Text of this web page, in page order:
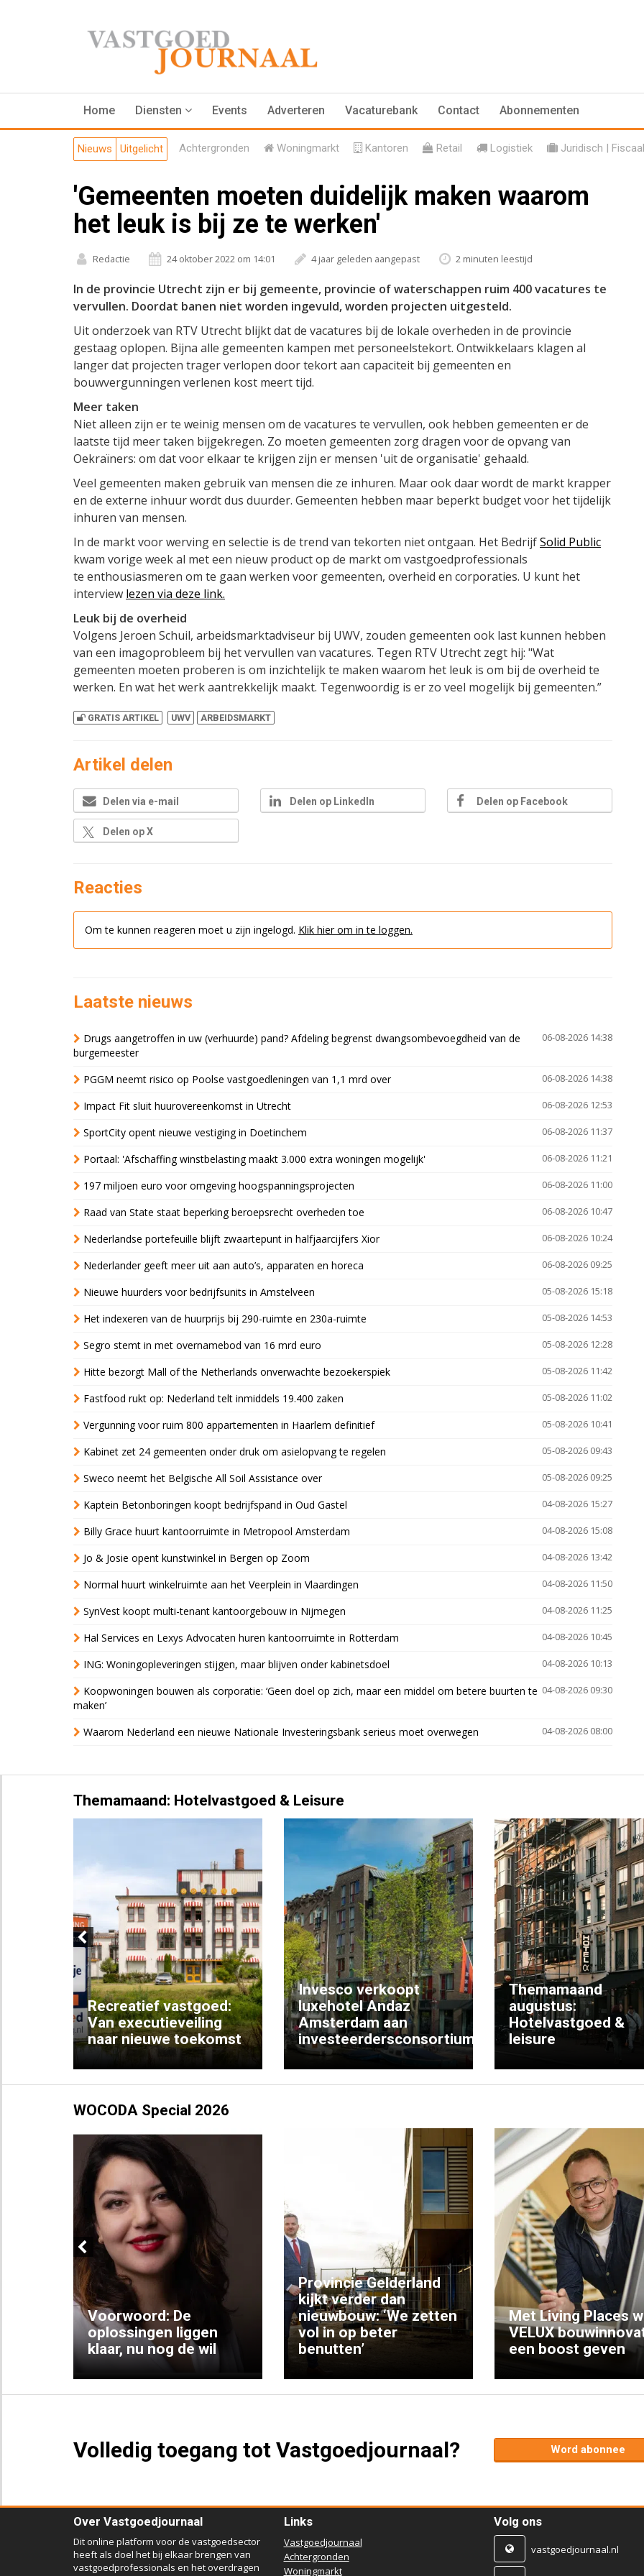
Home Diensten Events Adverteren Vacaturebank Contact Abonnementen
Nieuws Uitgelicht Achtergronden Woningmarkt Kantoren Retail Logistiek Juridisch | Fiscaal
'Gemeenten moeten duidelijk maken waarom
het leuk is bij ze te werken'
Redactie 24 oktober 2022 om 14:01 4 jaar geleden aangepast 2 minuten leestijd
In de provincie Utrecht zijn er bij gemeente, provincie of waterschappen ruim 400 vacatures te
vervullen. Doordat banen niet worden ingevuld, worden projecten uitgesteld.
Uit onderzoek van RTV Utrecht blijkt dat de vacatures bij de lokale overheden in de provincie
gestaag oplopen. Bijna alle gemeenten kampen met personeelstekort. Ontwikkelaars klagen al
langer dat projecten trager verlopen door tekort aan capaciteit bij gemeenten en
bouwvergunningen verlenen kost meert tijd.
Meer taken
Niet alleen zijn er te weinig mensen om de vacatures te vervullen, ook hebben gemeenten er de
laatste tijd meer taken bijgekregen. Zo moeten gemeenten zorg dragen voor de opvang van
Oekraïners: om dat voor elkaar te krijgen zijn er mensen 'uit de organisatie' gehaald.
Veel gemeenten maken gebruik van mensen die ze inhuren. Maar ook daar wordt de markt krapper
en de externe inhuur wordt dus duurder. Gemeenten hebben maar beperkt budget voor het tijdelijk
inhuren van mensen.
In de markt voor werving en selectie is de trend van tekorten niet ontgaan. Het BedrijfSolid Public
kwam vorige week al met een nieuw product op de markt om vastgoedprofessionals
te enthousiasmeren om te gaan werken voor gemeenten, overheid en corporaties. U kunt het
interview lezen via deze link.
Leuk bij de overheid
Volgens Jeroen Schuil, arbeidsmarktadviseur bij UWV, zouden gemeenten ook last kunnen hebben
van een imagoprobleem bij het vervullen van vacatures. Tegen RTV Utrecht zegt hij: "Wat
gemeenten moeten proberen is om inzichtelijk te maken waarom het leuk is om bij de overheid te
werken. En wat het werk aantrekkelijk maakt. Tegenwoordig is er zo veel mogelijk bij gemeenten.”
GRATIS ARTIKEL UWV ARBEIDSMARKT
Artikel delen
Delen via e-mail Delen op LinkedIn Delen op Facebook
Delen op X
Reacties
Om te kunnen reageren moet u zijn ingelogd. Klik hier om in te loggen.
Laatste nieuws
06-08-2026 14:38
Drugs aangetroffen in uw (verhuurde) pand? Afdeling begrenst dwangsombevoegdheid van de
burgemeester
06-08-2026 14:38
PGGM neemt risico op Poolse vastgoedleningen van 1,1 mrd over
06-08-2026 12:53
Impact Fit sluit huurovereenkomst in Utrecht
06-08-2026 11:37
SportCity opent nieuwe vestiging in Doetinchem
06-08-2026 11:21
Portaal: 'Afschaffing winstbelasting maakt 3.000 extra woningen mogelijk'
06-08-2026 11:00
197 miljoen euro voor omgeving hoogspanningsprojecten
06-08-2026 10:47
Raad van State staat beperking beroepsrecht overheden toe
06-08-2026 10:24
Nederlandse portefeuille blijft zwaartepunt in halfjaarcijfers Xior
06-08-2026 09:25
Nederlander geeft meer uit aan auto’s, apparaten en horeca
05-08-2026 15:18
Nieuwe huurders voor bedrijfsunits in Amstelveen
05-08-2026 14:53
Het indexeren van de huurprijs bij 290-ruimte en 230a-ruimte
05-08-2026 12:28
Segro stemt in met overnamebod van 16 mrd euro
05-08-2026 11:42
Hitte bezorgt Mall of the Netherlands onverwachte bezoekerspiek
05-08-2026 11:02
Fastfood rukt op: Nederland telt inmiddels 19.400 zaken
05-08-2026 10:41
Vergunning voor ruim 800 appartementen in Haarlem definitief
05-08-2026 09:43
Kabinet zet 24 gemeenten onder druk om asielopvang te regelen
05-08-2026 09:25
Sweco neemt het Belgische All Soil Assistance over
04-08-2026 15:27
Kaptein Betonboringen koopt bedrijfspand in Oud Gastel
04-08-2026 15:08
Billy Grace huurt kantoorruimte in Metropool Amsterdam
04-08-2026 13:42
Jo & Josie opent kunstwinkel in Bergen op Zoom
04-08-2026 11:50
Normal huurt winkelruimte aan het Veerplein in Vlaardingen
04-08-2026 11:25
SynVest koopt multi-tenant kantoorgebouw in Nijmegen
04-08-2026 10:45
Hal Services en Lexys Advocaten huren kantoorruimte in Rotterdam
04-08-2026 10:13
ING: Woningopleveringen stijgen, maar blijven onder kabinetsdoel
04-08-2026 09:30
Koopwoningen bouwen als corporatie: ‘Geen doel op zich, maar een middel om betere buurten te
maken’
04-08-2026 08:00
Waarom Nederland een nieuwe Nationale Investeringsbank serieus moet overwegen
Themamaand: Hotelvastgoed & Leisure
Previous
Recreatief vastgoed:
Van executieveiling
naar nieuwe toekomst
Invesco verkoopt
luxehotel Andaz
Amsterdam aan
investeerdersconsortium
Themamaand
augustus:
Hotelvastgoed &
leisure
WOCODA Special 2026
Previous
Voorwoord: De
oplossingen liggen
klaar, nu nog de wil
Provincie Gelderland
kijkt verder dan
nieuwbouw: ‘We zetten
vol in op beter
benutten’
Met Living Places
VELUX
een boost geven
Volledig toegang tot Vastgoedjournaal? Word abonnee
Over Vastgoedjournaal
Dit online platform voor de vastgoedsector
heeft als doel het bij elkaar brengen van
vastgoedprofessionals en het overdragen
Links
Vastgoedjournaal
Achtergronden
Woningmarkt
Volg ons
vastgoedjournaal.nl